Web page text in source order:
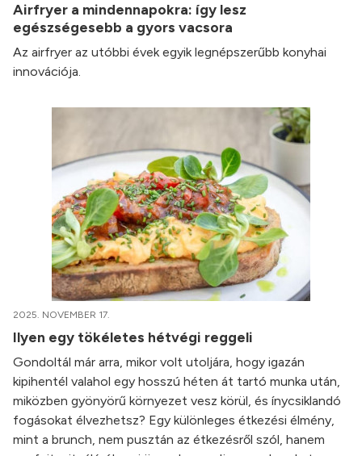
Airfryer a mindennapokra: így lesz
egészségesebb a gyors vacsora
Az airfryer az utóbbi évek egyik legnépszerűbb konyhai
innovációja.
2025. NOVEMBER 17.
Ilyen egy tökéletes hétvégi reggeli
Gondoltál már arra, mikor volt utoljára, hogy igazán
kipihentél valahol egy hosszú héten át tartó munka után,
miközben gyönyörű környezet vesz körül, és ínycsiklandó
fogásokat élvezhetsz? Egy különleges étkezési élmény,
mint a brunch, nem pusztán az étkezésről szól, hanem